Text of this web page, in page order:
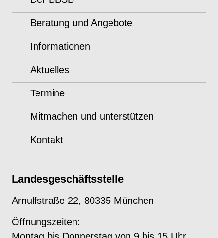
Beratung und Angebote
Informationen
Aktuelles
Termine
Mitmachen und unterstützen
Kontakt
Landesgeschäftsstelle
Arnulfstraße 22, 80335 München
Öffnungszeiten: